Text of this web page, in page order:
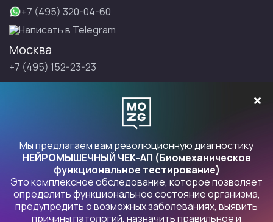
+7 (495) 320-04-60
Написать в Telegram
Москва
+7 (495) 152-23-23
Санкт-Петербург
Продукты Правка
Мы предлагаем вам революционную диагностику
НЕЙРОМЫШЕЧНЫЙ ЧЕК-АП (Биомеханическое
функциональное тестирование)
Это комплексное обследование, которое позволяет
определить функциональное состояние организма,
предупредить о возможных заболеваниях, выявить
причины патологий, назначить правильное и